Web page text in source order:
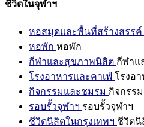
ชีวิตในจุฬาฯ
หอสมุดและพื้นที่สร้างสรรค์
หอพัก หอพัก
กีฬาและสุขภาพนิสิต กีฬาแ
โรงอาหารและคาเฟ่ โรงอ
กิจกรรมและชมรม กิจกรร
รอบรั้วจุฬาฯ รอบรั้วจุฬาฯ
ชีวิตนิสิตในกรุงเทพฯ ชีวิตนิ